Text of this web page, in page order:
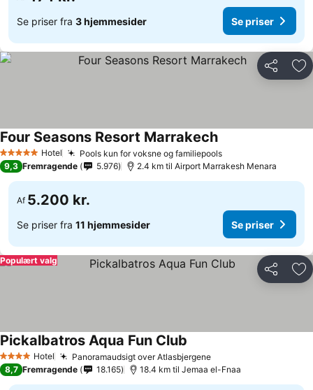
Se priser fra 3 hjemmesider Se priser
Del
5 Stjerner Hotel Pools kun for voksne og familiepools
Four Seasons Resort Marrakech
9,3 Fremragende 5.976 2.4 km til Airport Marrakesh Menara
Af 5.200 kr.
Se priser fra 11 hjemmesider Se priser
Del
Populært valg
4 StjernerHotel Panoramaudsigt over Atlasbjergene
Pickalbatros Aqua Fun Club
8,7 Fremragende 18.165 18.4 km til Jemaa el-Fnaa